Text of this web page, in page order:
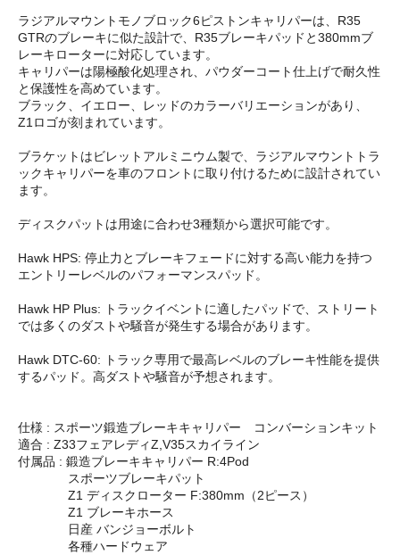
ラジアルマウントモノブロック6ピストンキャリパーは、R35
GTRのブレーキに似た設計で、R35ブレーキパッドと380mmブ
レーキローターに対応しています。
キャリパーは陽極酸化処理され、パウダーコート仕上げで耐久性
と保護性を高めています。
ブラック、イエロー、レッドのカラーバリエーションがあり、
Z1ロゴが刻まれています。
ブラケットはビレットアルミニウム製で、ラジアルマウントトラ
ックキャリパーを車のフロントに取り付けるために設計されてい
ます。
ディスクパットは用途に合わせ3種類から選択可能です。
Hawk HPS: 停止力とブレーキフェードに対する高い能力を持つ
エントリーレベルのパフォーマンスパッド。
Hawk HP Plus: トラックイベントに適したパッドで、ストリート
では多くのダストや騒音が発生する場合があります。
Hawk DTC-60: トラック専用で最高レベルのブレーキ性能を提供
するパッド。高ダストや騒音が予想されます。
仕様 : スポーツ鍛造ブレーキキャリパー コンバーションキット
適合 : Z33フェアレディZ,V35スカイライン
付属品 : 鍛造ブレーキキャリパー R:4Pod
スポーツブレーキパット
Z1 ディスクローター F:380mm（2ピース）
Z1 ブレーキホース
日産 バンジョーボルト
各種ハードウェア